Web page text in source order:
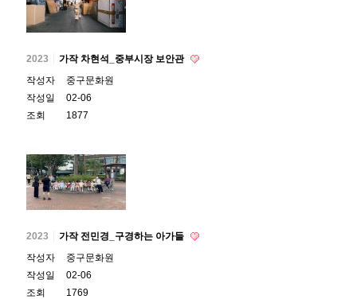
2023
가작 차현석_중부시장 보안관
작성자
중구문화원
작성일
02-06
조회
1877
2023
가작 전민경_구경하는 아가들
작성자
중구문화원
작성일
02-06
조회
1769